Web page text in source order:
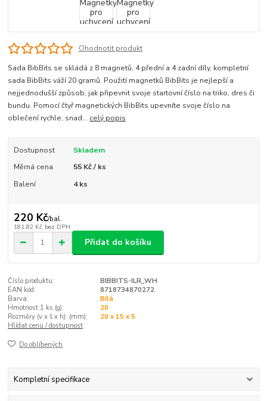
Ohodnotit produkt
Sada BibBits se skládá z 8 magnetů, 4 přední a 4 zadní díly, kompletní
sada BibBits váží 20 gramů. Použití magnetků BibBits je nejlepší a
nejjednodušší způsob, jak připevnit svoje startovní číslo na triko, dres či
bundu. Pomocí čtyř magnetických BibBits upevníte svoje číslo na
oblečení rychle, snad... celý popis
Dostupnost
Skladem
Měrná cena
55 Kč / ks
Balení
4 ks
220 Kč/bal.
181,82 Kč bez DPH
Přidat do košíku
Číslo produktu:
BIBBITS-ILR_WH
EAN kód:
8718734870272
Barva:
Bílá
Hmotnost 1 ks (g):
20
Rozměry (v x š x h): (mm):
20 x 15 x 5
Hlídat cenu / dostupnost
Do oblíbených
Kompletní specifikace